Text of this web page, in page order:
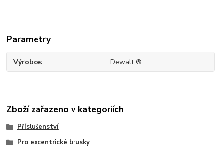
Parametry
Výrobce Dewalt ®
Zboží zařazeno v kategoriích
Příslušenství
Pro excentrické brusky